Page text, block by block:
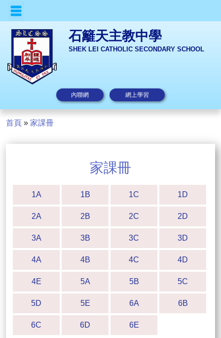
石籬天主教中學
SHEK LEI CATHOLIC SECONDARY SCHOOL
內聯網 網上學習
首頁 » 家課冊
家課冊
1A 1B 1C 1D
2A 2B 2C 2D
3A 3B 3C 3D
4A 4B 4C 4D
4E 5A 5B 5C
5D 5E 6A 6B
6C 6D 6E